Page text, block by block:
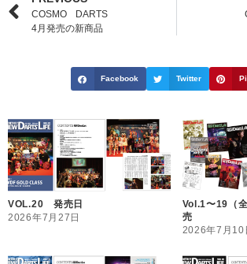
COSMO DARTS
4月発売の新商品
Facebook Twitter
VOL.20 発売日
2026年7月27日
Vol.1〜19（
売
2026年7月10